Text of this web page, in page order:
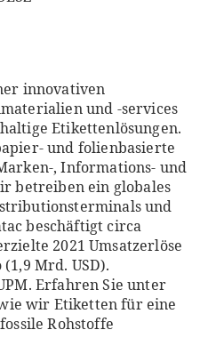
innovativen
und -services
Etikettenlösungen.
und folienbasierte
, Informations- und
betreiben ein globales
und
beschäftigt circa
2021 Umsatzerlöse
Mrd. USD).
Erfahren Sie unter
wir Etiketten für eine
Rohstoffe